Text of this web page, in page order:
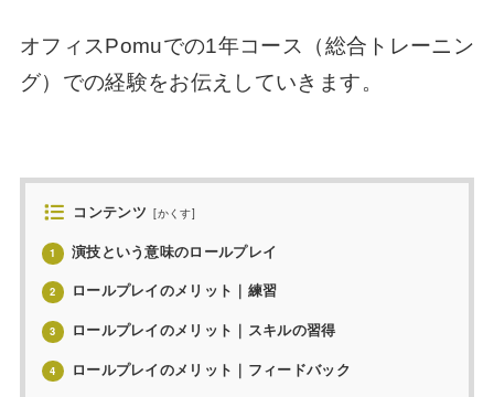
オフィスPomuでの1年コース（総合トレーニン
グ）での経験をお伝えしていきます。
コンテンツ [かくす]
1 演技という意味のロールプレイ
2 ロールプレイのメリット｜練習
3 ロールプレイのメリット｜スキルの習得
4 ロールプレイのメリット｜フィードバック